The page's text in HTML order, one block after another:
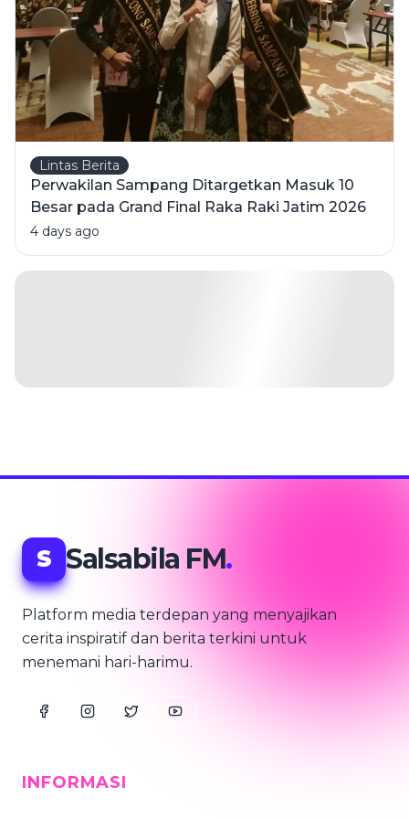
Lintas Berita
Perwakilan Sampang Ditargetkan Masuk 10
Besar pada Grand Final Raka Raki Jatim 2026
4 days ago
S Salsabila FM.
Platform media terdepan yang menyajikan
cerita inspiratif dan berita terkini untuk
menemani hari-harimu.
INFORMASI